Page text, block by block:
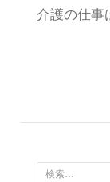
介護の仕事